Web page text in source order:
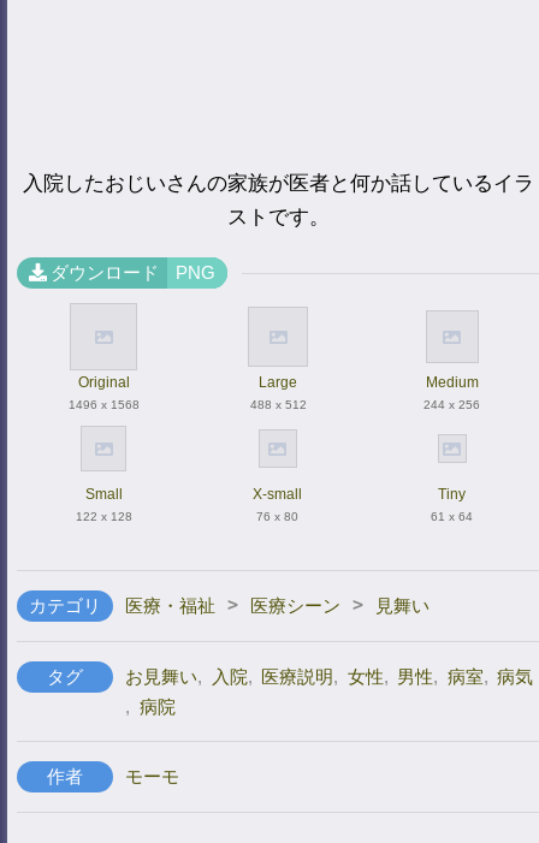
入院したおじいさんの家族が医者と何か話しているイラ
ストです。
ダウンロード PNG
Original
1496 x 1568
Large
488 x 512
Medium
244 x 256
Small
122 x 128
X-small
76 x 80
Tiny
61 x 64
カテゴリ 医療・福祉 > 医療シーン > 見舞い
タグ お見舞い, 入院, 医療説明, 女性, 男性, 病室, 病気
, 病院
作者 モーモ